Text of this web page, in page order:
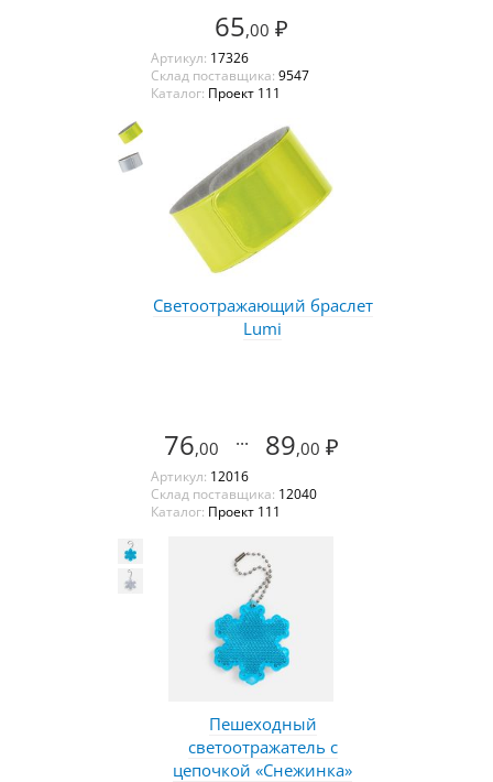
65,00 ₽
Артикул: 17326
Склад поставщика: 9547
Каталог: Проект 111
Светоотражающий браслет
Lumi
76,00 ... 89,00 ₽
Артикул: 12016
Склад поставщика: 12040
Каталог: Проект 111
Пешеходный
светоотражатель с
цепочкой «Снежинка»